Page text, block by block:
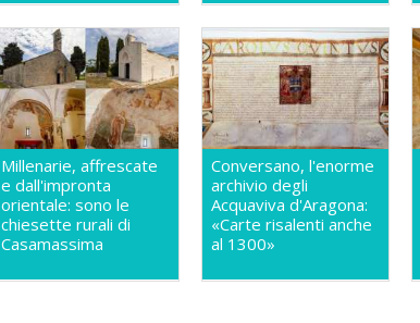
Millenarie, affrescate
e dall'impronta
orientale: sono le
chiesette rurali di
Casamassima
Conversano, l'enorme
archivio degli
Acquaviva d'Aragona:
«Carte risalenti anche
al 1300»